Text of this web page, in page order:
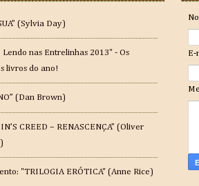
(Sylvia Day)
Lendo nas Entrelinhas 2013" - Os
livros do ano!
(Dan Brown)
CREED – RENASCENÇA” (Oliver
"TRILOGIA ERÓTICA" (Anne Rice)
E-